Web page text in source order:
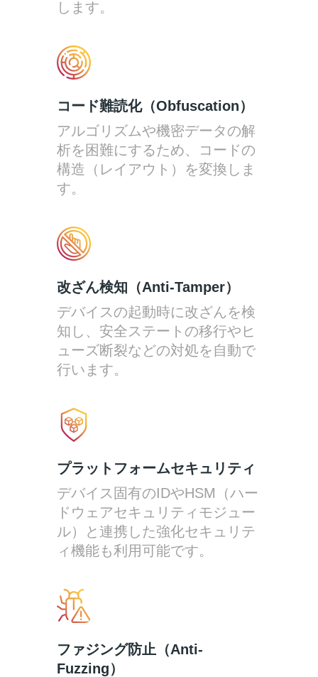
します。
コード難読化（Obfuscation）
アルゴリズムや機密データの解
析を困難にするため、コードの
構造（レイアウト）を変換しま
す。
改ざん検知（Anti-Tamper）
デバイスの起動時に改ざんを検
知し、安全ステートの移行やヒ
ューズ断裂などの対処を自動で
行います。
プラットフォームセキュリティ
デバイス固有のIDやHSM（ハー
ドウェアセキュリティモジュー
ル）と連携した強化セキュリテ
ィ機能も利用可能です。
ファジング防止（Anti-
Fuzzing）